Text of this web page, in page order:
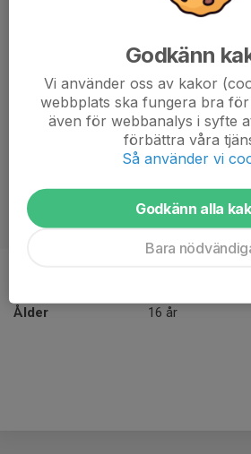
Ålder
16 år
Godkänn
Vi använder oss av kakor
webbplats ska fungera bra för
även för webbanalys i syfte
förbättra våra
Så använder vi
Godkänn alla
Bara